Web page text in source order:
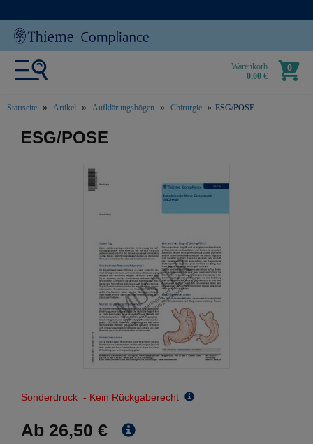
Warenkorb
0,00 €
0
Startseite Artikel Aufklärungsbögen Chirurgie ESG/POSE
text.skipToContent
text.skipToNavigation
ESG/POSE
Sonderdruck - Kein Rückgaberecht
Ab 26,50 €